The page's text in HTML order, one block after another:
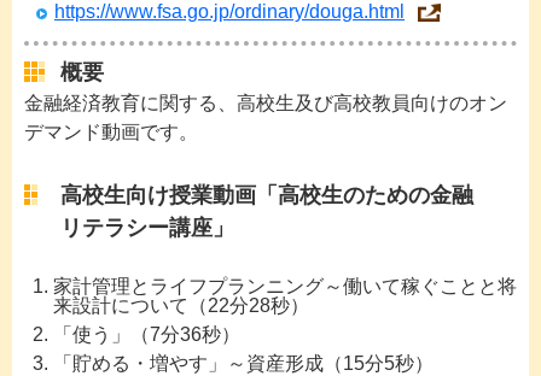
https://www.fsa.go.jp/ordinary/douga.html
概要
金融経済教育に関する、高校生及び高校教員向けのオン
デマンド動画です。
高校生向け授業動画「高校生のための金融
リテラシー講座」
家計管理とライフプランニング～働いて稼ぐことと将
来設計について（22分28秒）
「使う」（7分36秒）
「貯める・増やす」～資産形成（15分5秒）